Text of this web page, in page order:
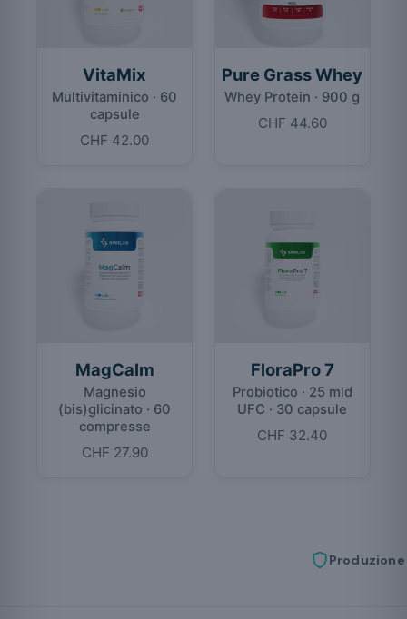
VitaMix
Multivitaminico · 60
capsule
CHF 42.00
Pure Grass Whey
Whey Protein · 900 g
CHF 44.60
MagCalm
Magnesio
(bis)glicinato · 60
compresse
CHF 27.90
FloraPro 7
Probiotico · 25 mld
UFC · 30 capsule
CHF 32.40